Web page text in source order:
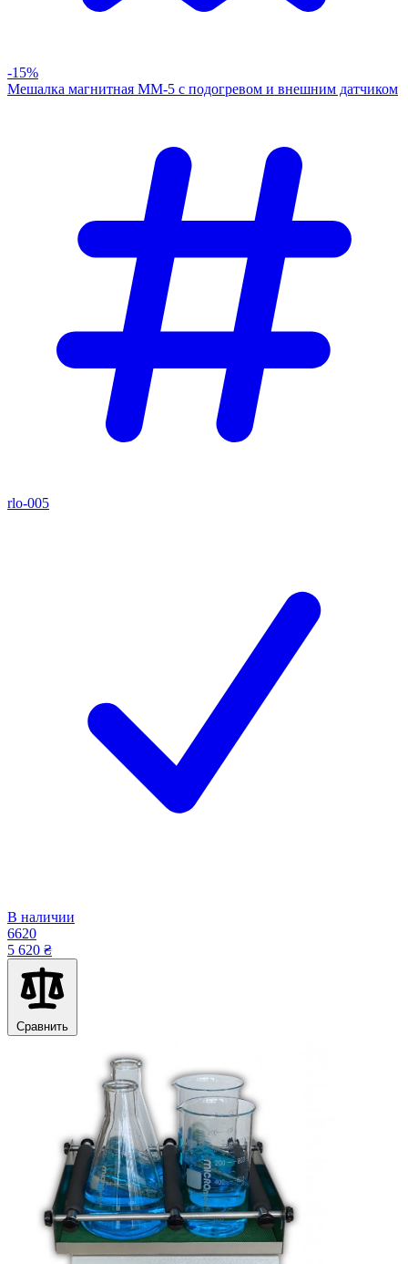
-15%
Мешалка магнитная ММ-5 с подогревом и внешним датчиком
rlo-005
В наличии
6620
5 620 ₴
Сравнить